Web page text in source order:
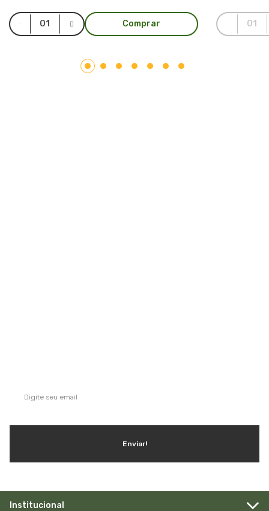
Comprar
Enviar!
Institucional